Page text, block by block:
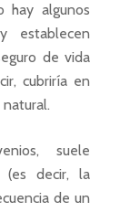
hay algunos
establecen
de vida
cubriría en
suele
(es decir, la
de un